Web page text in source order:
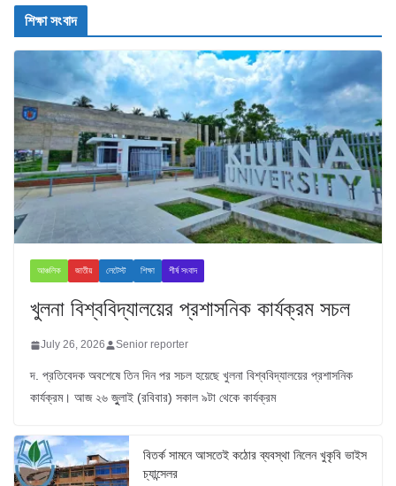
শিক্ষা সংবাদ
আঞ্চলিক জাতীয় লেটেস্ট শিক্ষা শীর্ষ সংবাদ
খুলনা বিশ্ববিদ্যালয়ের প্রশাসনিক কার্যক্রম সচল
July 26, 2026 Senior reporter
দ. প্রতিবেদক অবশেষে তিন দিন পর সচল হয়েছে খুলনা বিশ্ববিদ্যালয়ের প্রশাসনিক
কার্যক্রম। আজ ২৬ জুুলাই (রবিবার) সকাল ৯টা থেকে কার্যক্রম
বিতর্ক সামনে আসতেই কঠোর ব্যবস্থা নিলেন খুকৃবি ভাইস
চ্যান্সেলর